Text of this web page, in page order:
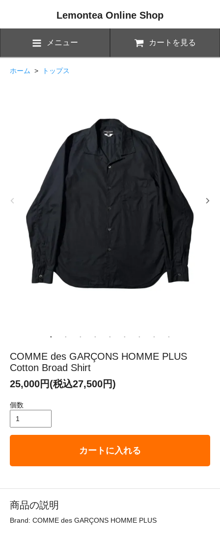
Lemontea Online Shop
メニュー カートを見る
ホーム > トップス
COMME des GARÇONS HOMME PLUS
Cotton Broad Shirt
25,000円(税込27,500円)
個数
カートに入れる
商品の説明
Brand: COMME des GARÇONS HOMME PLUS